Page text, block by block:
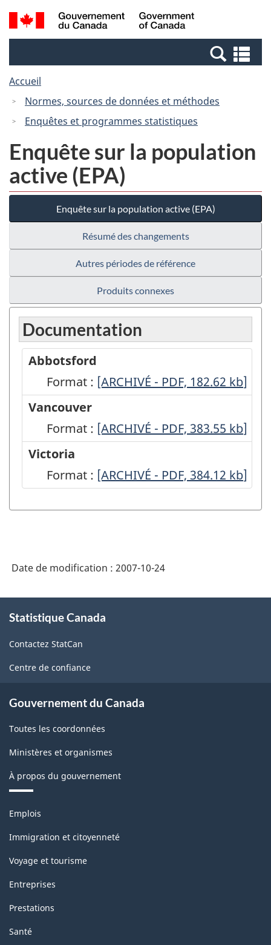
Passer
au
Passer
à
Canada
Recherche
et
et
Accueil
Normes, sources de données et méthodes
Enquêtes et programmes statistiques
Enquête sur la population
active (EPA)
Enquête sur la population active (EPA)
Résumé des changements
Autres périodes de référence
Produits connexes
Documentation
Abbotsford
Format : Abbotsford
ARCHIVÉ
-
182.62
[ARCHIVÉ - PDF, 182.62 kb]
Vancouver
Format : Vancouver
ARCHIVÉ
-
PDF,
[ARCHIVÉ - PDF, 383.55 kb]
Victoria
Format : Victoria
ARCHIVÉ
384.12
[ARCHIVÉ - PDF, 384.12 kb]
Date de modification : 2007-10-24
propos
ce
site
Statistique Canada
Contactez StatCan
Centre de confiance
Gouvernement du Canada
Toutes les coordonnées
Ministères et organismes
À propos du gouvernement
Thèmes
sujets
Emplois
Immigration et citoyenneté
Voyage et tourisme
Entreprises
Prestations
Santé